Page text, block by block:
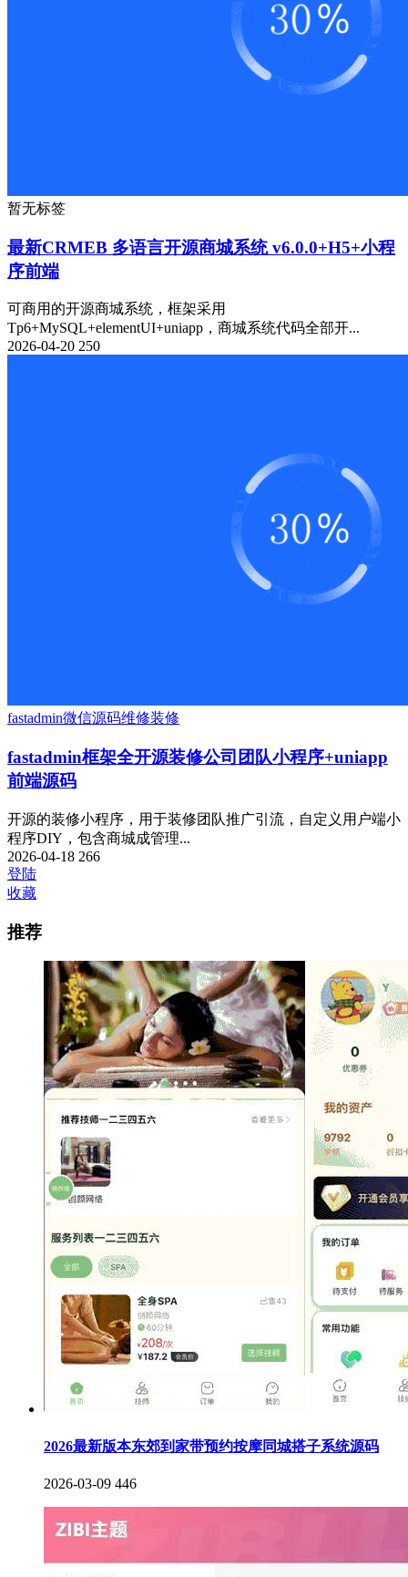
暂无标签
最新CRMEB 多语言开源商城系统 v6.0.0+H5+小程
序前端
可商用的开源商城系统，框架采用
Tp6+MySQL+elementUI+uniapp，商城系统代码全部开...
2026-04-20 250
fastadmin微信源码维修装修
fastadmin框架全开源装修公司团队小程序+uniapp
前端源码
开源的装修小程序，用于装修团队推广引流，自定义用户端小
程序DIY，包含商城成管理...
2026-04-18 266
登陆
收藏
推荐
2026最新版本东郊到家带预约按摩同城搭子系统源码
2026-03-09 446